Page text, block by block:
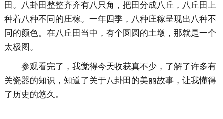
田。八卦田整整齐齐有八只角，把田分成八丘，八丘田上
种着八种不同的庄稼。一年四季，八种庄稼呈现出八种不
同的颜色。在八丘田当中，有个圆圆的土墩，那就是一个
太极图。
参观看完了，我觉得今天收获真不少，了解了许多有
关瓷器的知识，知道了关于八卦田的美丽故事，让我懂得
了历史的悠久。